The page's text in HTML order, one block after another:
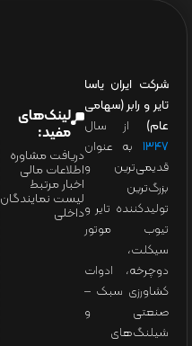
شرکت ایران یاسا
تایر و رابر (سهامی
عام) از سال
۱۳۴۷ به عنوان
قدیمی‌ترین و
بزرگ‌ترین
تولیدکننده تایر و
تیوب موتور
سیکلت،
دوچرخه، ادوات
کشاورزی سبک –
صنعتی و
شیلنگ‌های
لینک‌های
مفید:
دریافت مشاوره
اطلاعات مالی
اخبار مرتبط
لیست نمایندگان
داخلی